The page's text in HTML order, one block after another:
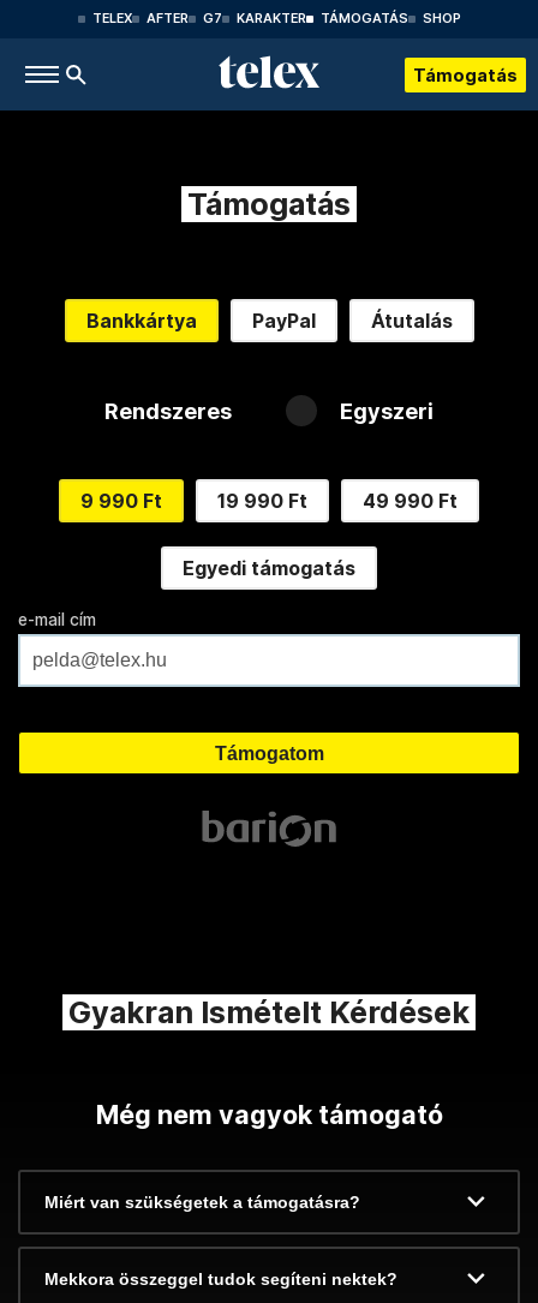
TELEX AFTER G7 KARAKTER TÁMOGATÁS SHOP
Támogatás
Támogatás
Bankkártya PayPal Átutalás
Rendszeres Egyszeri
9 990 Ft 19 990 Ft 49 990 Ft
Egyedi támogatás
e-mail cím
Gyakran Ismételt Kérdések
Még nem vagyok támogató
Miért van szükségetek a támogatásra?
Mekkora összeggel tudok segíteni nektek?